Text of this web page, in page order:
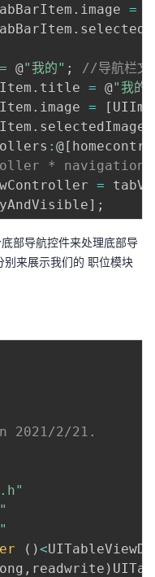
. image =
.
= @"我的" ;
//导航栏文
. title = @"我的"
. image = [
. selectedImage
: @[
*
= tabVC
] ;
部导航控件来处理底部导
来展示我们的 职位模块
2021/2/21.
( )<
, readwrite )